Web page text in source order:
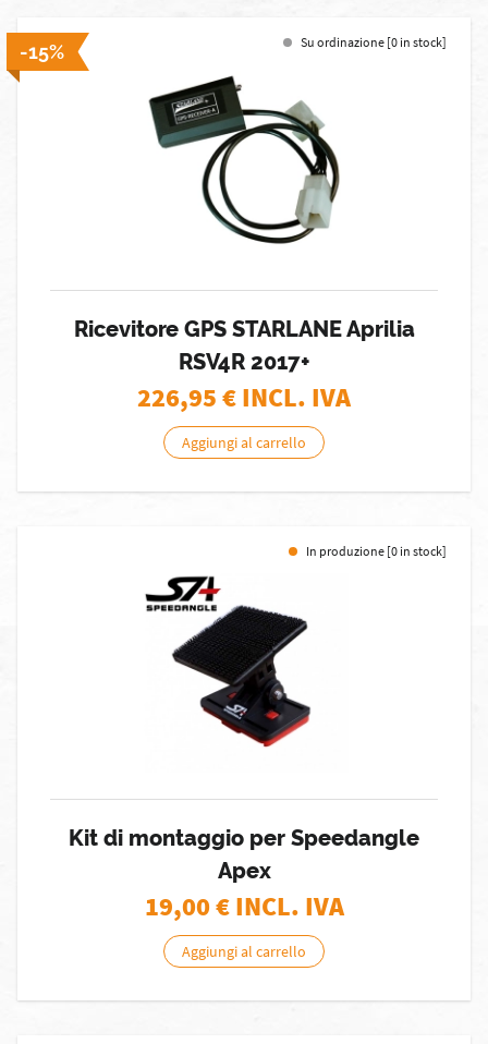
-15% Su ordinazione [0 in stock]
Ricevitore GPS STARLANE Aprilia
RSV4R 2017+
226,95€ INCL. IVA
Aggiungi al carrello
In produzione [0 in stock]
Kit di montaggio per Speedangle
Apex
19,00€ INCL. IVA
Aggiungi al carrello